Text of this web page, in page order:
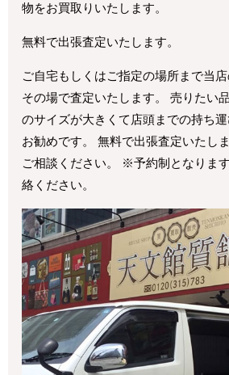
物をお買取りいたします。
無料で出張査定いたします。
ご自宅もしくはご指定の場所まで当店
その場で査定いたします。 売りたい
のサイズが大きくて店頭までの持ち
お勧めです。 無料で出張査定いたし
ご相談ください。 ※予約制となりま
絡ください。